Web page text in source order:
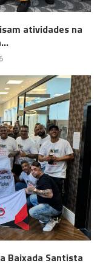
atividades na
Baixada Santista